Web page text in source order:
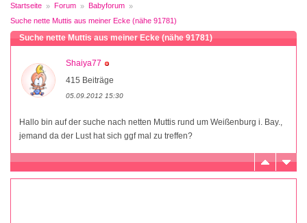
Startseite Forum
Babyforum
Suche nette Muttis aus meiner Ecke (nähe 91781)
Suche nette Muttis aus meiner Ecke (nähe 91781)
Shaiya77
415 Beiträge
05.09.2012 15:30
Hallo bin auf der suche nach netten Muttis rund um Weißenburg i. Bay.,
jemand da der Lust hat sich ggf mal zu treffen?